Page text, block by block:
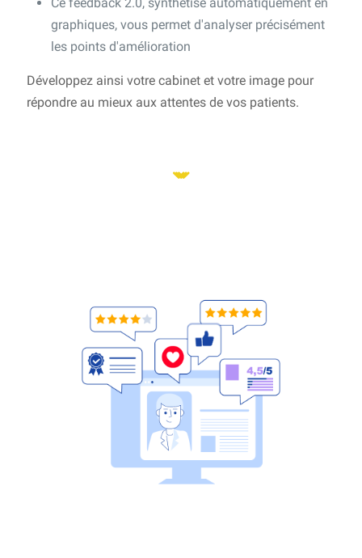
graphiques, vous permet d'analyser précisément
les points d'amélioration
Développez ainsi votre cabinet et votre image pour
répondre au mieux aux attentes de vos patients.